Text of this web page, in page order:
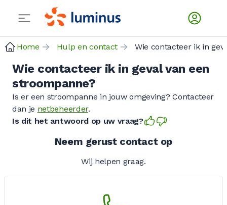
Home Hulp en contact
Wie contacteer ik in geval van een
stroompanne?
Is er een stroompanne in jouw omgeving? Contacteer
dan je netbeheerder.
Is dit het antwoord op uw vraag?
Neem gerust contact op
Wij helpen graag.